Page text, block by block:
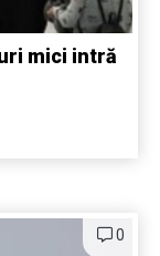
mici intră
0